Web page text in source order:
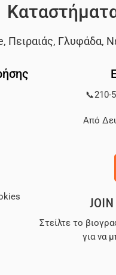
, Πειραιάς, Γλυφάδα,
📞210-
Από
Στείλτε το
για να